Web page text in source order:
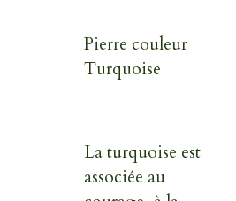
Pierre couleur
Turquoise
La turquoise est
associée au